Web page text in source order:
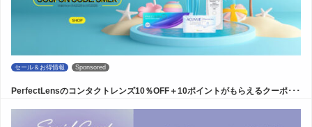
セール＆お得情報 Sponsored
PerfectLensのコンタクトレンズ10％OFF＋10ポイントがもらえるクーポ･･･